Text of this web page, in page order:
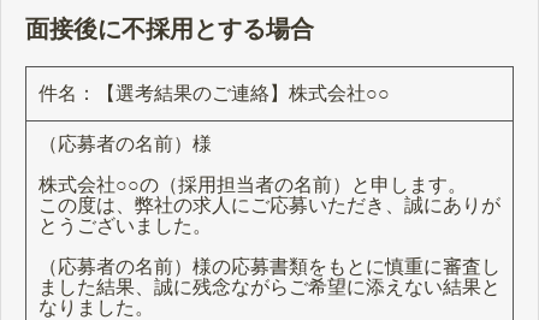
面接後に不採用とする場合
件名：【選考結果のご連絡】株式会社○○
（応募者の名前）様
株式会社○○の（採用担当者の名前）と申します。
この度は、弊社の求人にご応募いただき、誠にありが
とうございました。
（応募者の名前）様の応募書類をもとに慎重に審査し
ました結果、誠に残念ながらご希望に添えない結果と
なりました。